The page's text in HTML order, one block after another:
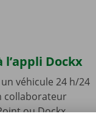
Dockx
véhicule 24 h/24
collaborateur
ou Dockx